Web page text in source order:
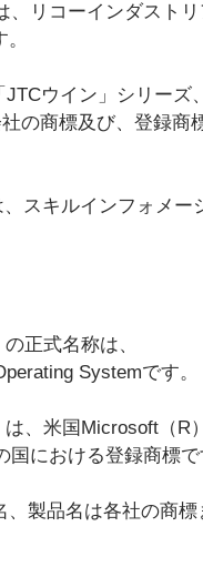
、リコーインダスト
JTCウイン」シリーズ
の商標及び、登録商
、スキルインフォメー
正式名称は、
Systemです。
は、米国Microsoft（R
国における登録商標
、製品名は各社の商標